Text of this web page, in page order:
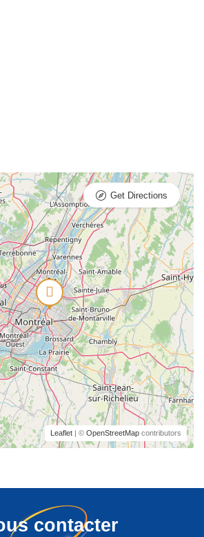
Leaflet | © OpenStreetMap contributors
Get Directions
contacter